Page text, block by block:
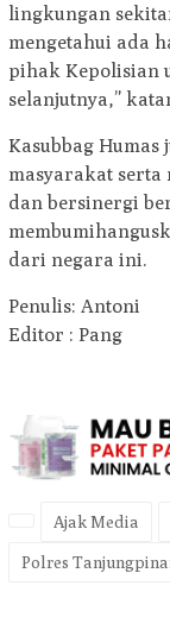
lingkungan
mengetahui ada
pihak Kepolisian
selanjutnya,”
Kasubbag Humas
masyarakat serta
dan bersinergi
dari negara ini.
Penulis: Antoni
Editor : Pang
Ajak Media
Polres